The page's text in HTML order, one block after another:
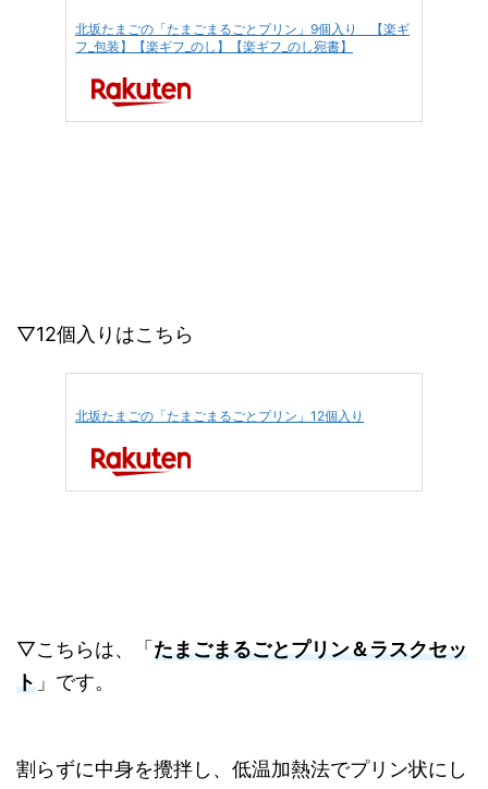
北坂たまごの「たまごまるごとプリン」9個入り 【楽ギ
フ_包装】【楽ギフ_のし】【楽ギフ_のし宛書】
▽12個入りはこちら
北坂たまごの「たまごまるごとプリン」12個入り
▽こちらは、「 たまごまるごとプリン＆ラスクセッ
ト 」です。
割らずに中身を攪拌し、低温加熱法でプリン状にし